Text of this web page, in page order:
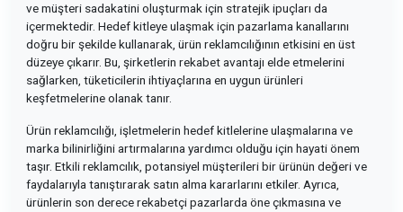
ve müşteri sadakatini oluşturmak için stratejik ipuçları da
içermektedir. Hedef kitleye ulaşmak için pazarlama kanallarını
doğru bir şekilde kullanarak, ürün reklamcılığının etkisini en üst
düzeye çıkarır. Bu, şirketlerin rekabet avantajı elde etmelerini
sağlarken, tüketicilerin ihtiyaçlarına en uygun ürünleri
keşfetmelerine olanak tanır.
Ürün reklamcılığı, işletmelerin hedef kitlelerine ulaşmalarına ve
marka bilinirliğini artırmalarına yardımcı olduğu için hayati önem
taşır. Etkili reklamcılık, potansiyel müşterileri bir ürünün değeri ve
faydalarıyla tanıştırarak satın alma kararlarını etkiler. Ayrıca,
ürünlerin son derece rekabetçi pazarlarda öne çıkmasına ve